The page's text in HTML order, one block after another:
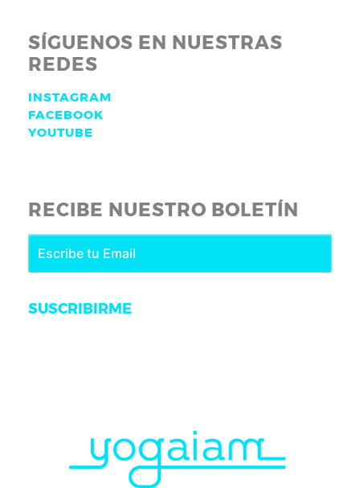
SÍGUENOS EN NUESTRAS
REDES
INSTAGRAM
FACEBOOK
YOUTUBE
RECIBE NUESTRO BOLETÍN
SUSCRIBIRME